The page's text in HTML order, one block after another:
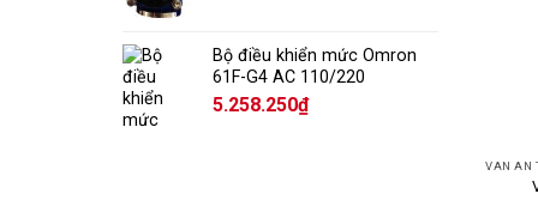
Bộ điều khiển mức Omron
61F-G4 AC 110/220
5.258.250₫
Lưu ý: